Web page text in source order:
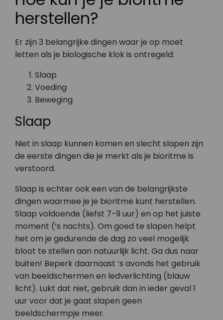
herstellen?
Er zijn 3 belangrijke dingen waar je op moet
letten als je biologische klok is ontregeld:
Slaap
Voeding
Beweging
Slaap
Niet in slaap kunnen komen en slecht slapen zijn
de eerste dingen die je merkt als je bioritme is
verstoord.
Slaap is echter ook een van de belangrijkste
dingen waarmee je je bioritme kunt herstellen.
Slaap voldoende (liefst 7-9 uur) en op het juiste
moment (’s nachts). Om goed te slapen helpt
het om je gedurende de dag zo veel mogelijk
bloot te stellen aan natuurlijk licht. Ga dus naar
buiten! Beperk daarnaast ’s avonds het gebruik
van beeldschermen en ledverlichting (blauw
licht). Lukt dat niet, gebruik dan in ieder geval 1
uur voor dat je gaat slapen geen
beeldschermpje meer.